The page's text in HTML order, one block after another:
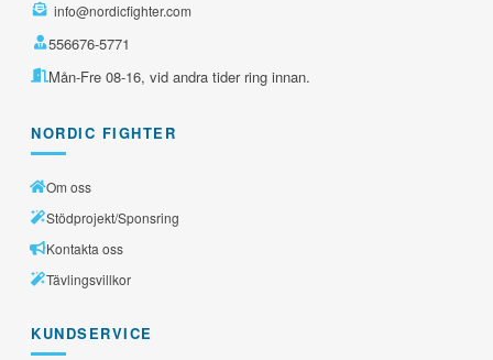
info@nordicfighter.com
556676-5771
Mån-Fre 08-16, vid andra tider ring innan.
NORDIC FIGHTER
Om oss
Stödprojekt/Sponsring
Kontakta oss
Tävlingsvillkor
KUNDSERVICE